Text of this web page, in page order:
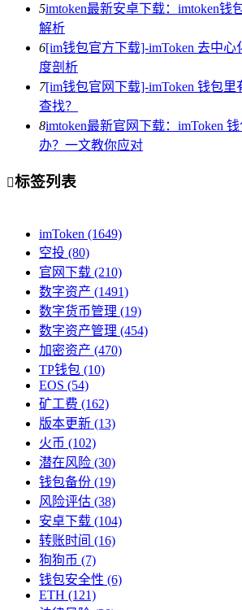
5imtoken最新安卓下载：imtoken钱
解析
6[im钱包官方下载]-imToken 去中
度剖析
7[im钱包官网下载]-imToken 钱包
查找？
8imtoken最新官网下载：imToken
办？一文教你应对
标签列表
imToken (1649)
空投 (80)
官网下载 (210)
数字资产 (1491)
数字货币管理 (19)
数字资产管理 (454)
加密资产 (470)
TP钱包 (10)
EOS (54)
矿工费 (162)
版本更新 (13)
火币 (102)
潜在风险 (30)
钱包备份 (19)
风险评估 (38)
安卓下载 (104)
转账时间 (16)
狗狗币 (7)
钱包安全性 (6)
ETH (121)